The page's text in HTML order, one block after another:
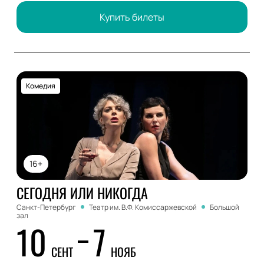
Купить билеты
16+
Комедия
СЕГОДНЯ ИЛИ НИКОГДА
Санкт-Петербург Театр им. В.Ф. Комиссаржевской
Большой
зал
10 СЕНТ 7 НОЯБ